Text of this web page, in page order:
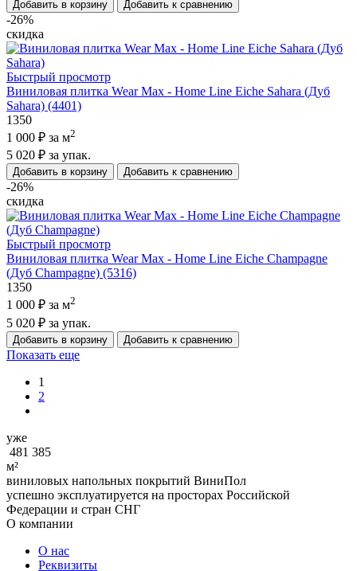
Добавить в корзину Добавить к сравнению
-26%
скидка
Быстрый просмотр
Виниловая плитка Wear Max - Home Line Eiche Sahara (Дуб
Sahara) (4401)
1350
1 000 ₽ за м2
5 020 ₽ за упак.
Добавить в корзину Добавить к сравнению
-26%
скидка
Быстрый просмотр
Виниловая плитка Wear Max - Home Line Eiche Champagne
(Дуб Champagne) (5316)
1350
1 000 ₽ за м2
5 020 ₽ за упак.
Добавить в корзину Добавить к сравнению
Показать еще
1
2
уже
481 385
м²
виниловых напольных покрытий ВиниПол
успешно эксплуатируется на просторах Российской
Федерации и стран СНГ
О компании
О нас
Реквизиты